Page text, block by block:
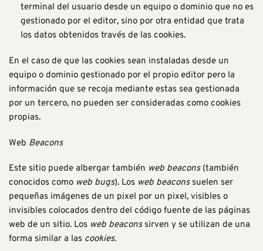
terminal del usuario desde un equipo o dominio que no es
gestionado por el editor, sino por otra entidad que trata
los datos obtenidos través de las cookies.
En el caso de que las cookies sean instaladas desde un
equipo o dominio gestionado por el propio editor pero la
información que se recoja mediante estas sea gestionada
por un tercero, no pueden ser consideradas como cookies
propias.
Web Beacons
Este sitio puede albergar también web beacons(también
conocidos como web bugs). Los web beaconssuelen ser
pequeñas imágenes de un pixel por un pixel, visibles o
invisibles colocados dentro del código fuente de las páginas
web de un sitio. Los web beaconssirven y se utilizan de una
forma similar a las cookies.